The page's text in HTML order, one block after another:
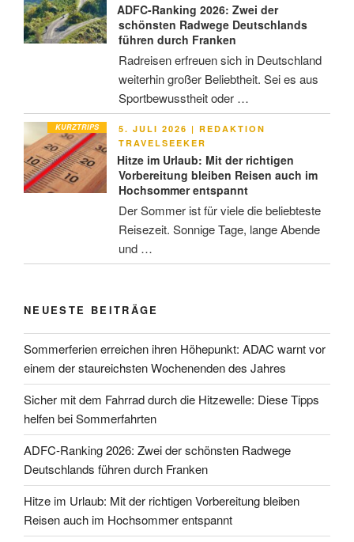
ADFC-Ranking 2026: Zwei der
schönsten Radwege Deutschlands
führen durch Franken
Radreisen erfreuen sich in Deutschland
weiterhin großer Beliebtheit. Sei es aus
Sportbewusstheit oder …
KURZTRIPS
VERÖFFENTLICHT
AM
5. JULI 2026 | REDAKTION
TRAVELSEEKER
Hitze im Urlaub: Mit der richtigen
Vorbereitung bleiben Reisen auch im
Hochsommer entspannt
Der Sommer ist für viele die beliebteste
Reisezeit. Sonnige Tage, lange Abende
und …
NEUESTE BEITRÄGE
Sommerferien erreichen ihren Höhepunkt: ADAC warnt vor
einem der staureichsten Wochenenden des Jahres
Sicher mit dem Fahrrad durch die Hitzewelle: Diese Tipps
helfen bei Sommerfahrten
ADFC-Ranking 2026: Zwei der schönsten Radwege
Deutschlands führen durch Franken
Hitze im Urlaub: Mit der richtigen Vorbereitung bleiben
Reisen auch im Hochsommer entspannt